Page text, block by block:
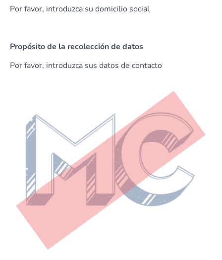
Por favor, introduzca su domicilio social
Propósito de la recolección de datos
Por favor, introduzca sus datos de contacto